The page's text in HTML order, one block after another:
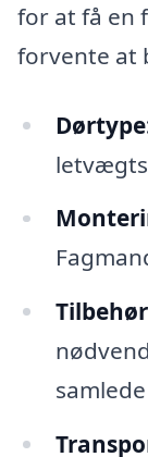
for at få en
forvente at